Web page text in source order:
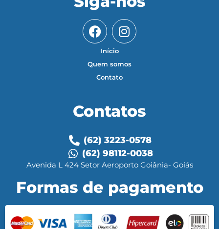
Início
Quem somos
Contato
Contatos
(62) 3223-0578
(62) 98112-0038
Avenida L 424 Setor Aeroporto Goiânia- Goiás
Formas de pagamento